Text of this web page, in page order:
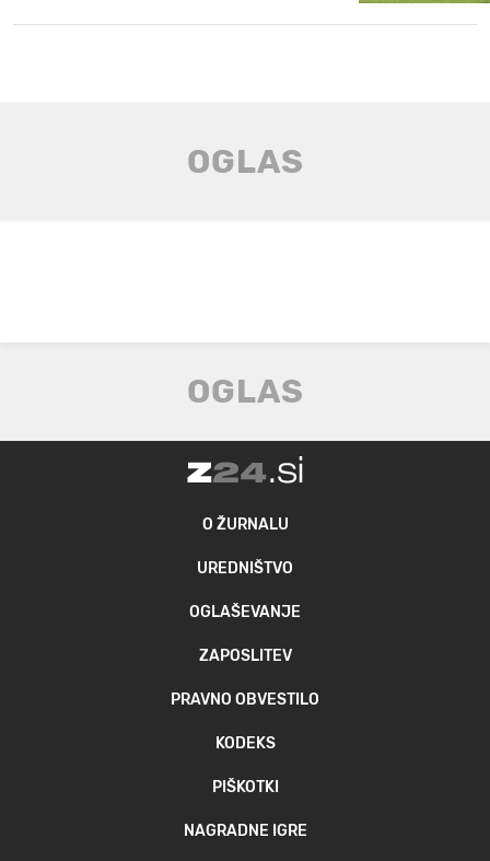
O ŽURNALU
UREDNIŠTVO
OGLAŠEVANJE
ZAPOSLITEV
PRAVNO OBVESTILO
KODEKS
PIŠKOTKI
NAGRADNE IGRE